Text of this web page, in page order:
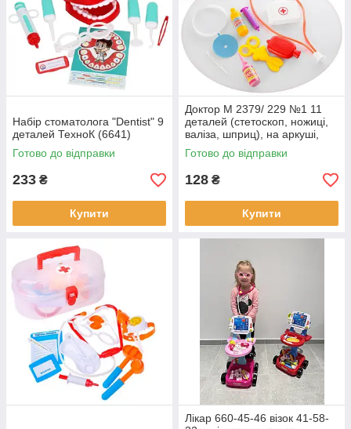
Набір стоматолога "Dentist" 9
деталей ТехноК (6641)
Готово до відправки
233 ₴
Купити
Доктор M 2379/ 229 №1 11
деталей (стетоскоп, ножиці,
валіза, шприц), на аркуші,
25,5-34,5-2,5 см
Готово до відправки
128 ₴
Купити
Лікар 660-45-46 візок 41-58-